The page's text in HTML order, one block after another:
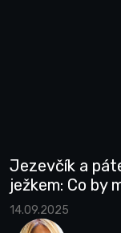
Jezevčík a
ježkem: Co by
14.09.2025